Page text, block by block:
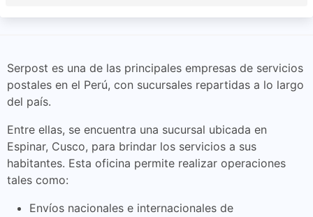
Serpost es una de las principales empresas de servicios
postales en el Perú, con sucursales repartidas a lo largo
del país.
Entre ellas, se encuentra una sucursal ubicada en
Espinar, Cusco, para brindar los servicios a sus
habitantes. Esta oficina permite realizar operaciones
tales como:
Envíos nacionales e internacionales de